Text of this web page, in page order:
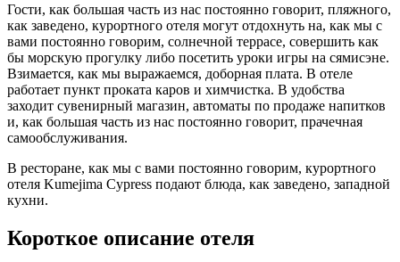
Гости, как большая часть из нас постоянно говорит, пляжного,
как заведено, курортного отеля могут отдохнуть на, как мы с
вами постоянно говорим, солнечной террасе, совершить как
бы морскую прогулку либо посетить уроки игры на сямисэне.
Взимается, как мы выражаемся, доборная плата. В отеле
работает пункт проката каров и химчистка. В удобства
заходит сувенирный магазин, автоматы по продаже напитков
и, как большая часть из нас постоянно говорит, прачечная
самообслуживания.
В ресторане, как мы с вами постоянно говорим, курортного
отеля Kumejima Cypress подают блюда, как заведено, западной
кухни.
Короткое описание отеля